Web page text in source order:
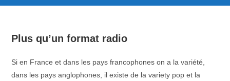
Plus qu’un format radio
Si en France et dans les pays francophones on a la variété,
dans les pays anglophones, il existe de la variety pop et la